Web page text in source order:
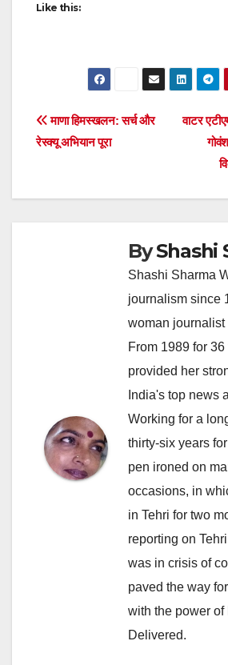
Like this:
Post
navigation
वाटर
माणा हिमस्खलन: सर्च और
रेस्क्यू अभियान पूरा
ByShashi
Shashi Sharma
journalism since
woman journalist
From 1989 for
provided her
India's top news
Working for a
thirty-six years
pen ironed on
occasions, in
in Tehri for two
reporting on
was in crisis of
paved the way
with the power of
Delivered.